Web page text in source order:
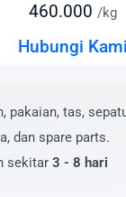
masukkan
untuk
dengan
460.000 /kg
Hubungi Kami
pakaian, tas,
dan spare parts.
sekitar 3 - 8 hari